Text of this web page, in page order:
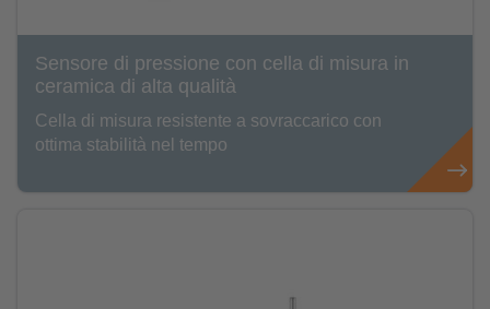
Sensore di pressione con cella di misura in
ceramica di alta qualità
Cella di misura resistente a sovraccarico con
ottima stabilità nel tempo